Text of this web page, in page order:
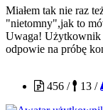
Miałem tak nie raz
"nietomny",jak to
Uwaga! Użytkownik
odpowie na próbę
456 /
13 /